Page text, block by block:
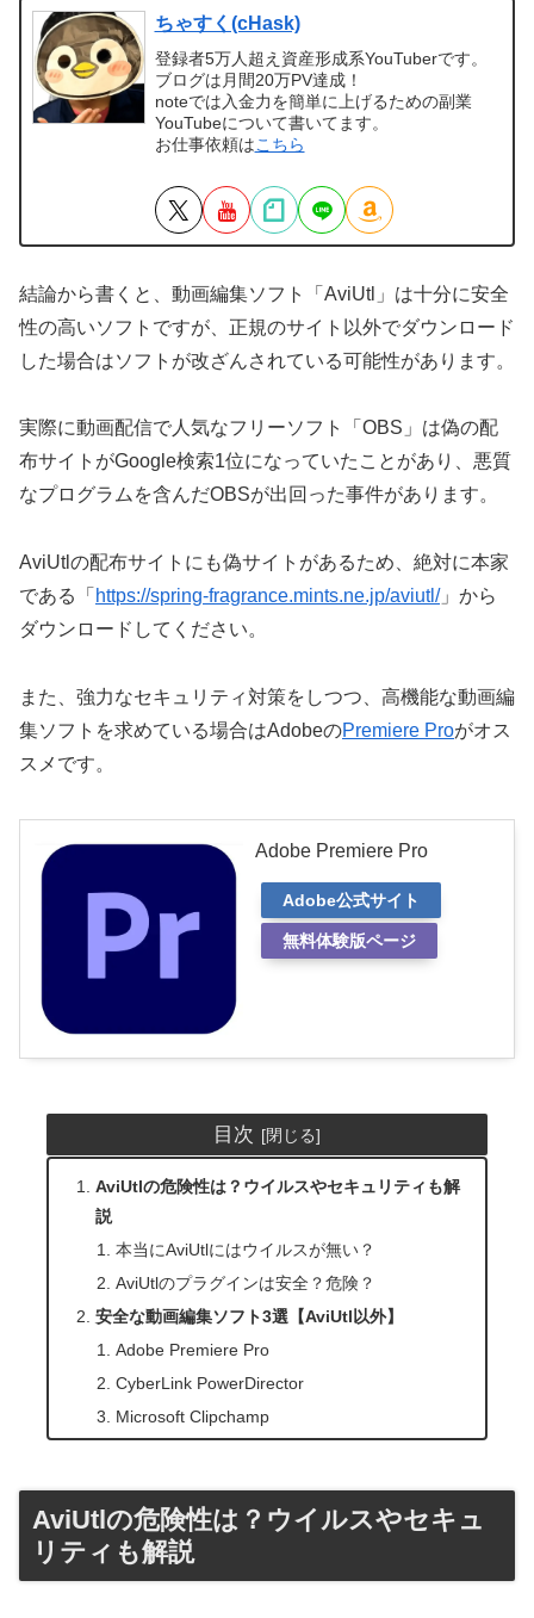
ちゃすく(cHask)
登録者5万人超え資産形成系YouTuberです。
ブログは月間20万PV達成！
noteでは入金力を簡単に上げるための副業
YouTubeについて書いてます。
お仕事依頼はこちら
結論から書くと、動画編集ソフト「AviUtl」は十分に安全
性の高いソフトですが、正規のサイト以外でダウンロード
した場合はソフトが改ざんされている可能性があります。
実際に動画配信で人気なフリーソフト「OBS」は偽の配
布サイトがGoogle検索1位になっていたことがあり、悪質
なプログラムを含んだOBSが出回った事件があります。
AviUtlの配布サイトにも偽サイトがあるため、絶対に本家
である「 https://spring-fragrance.mints.ne.jp/aviutl/」から
ダウンロードしてください。
また、強力なセキュリティ対策をしつつ、高機能な動画編
集ソフトを求めている場合はAdobeのPremiere Proがオス
スメです。
Adobe Premiere Pro
Adobe公式サイト
無料体験版ページ
目次
AviUtlの危険性は？ウイルスやセキュリティも解
説
本当にAviUtlにはウイルスが無い？
AviUtlのプラグインは安全？危険？
安全な動画編集ソフト3選【AviUtl以外】
Adobe Premiere Pro
CyberLink PowerDirector
Microsoft Clipchamp
AviUtlの危険性は？ウイルスやセキュ
リティも解説